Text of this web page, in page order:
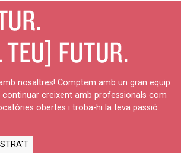
nosaltres! Comptem amb un gran equip
continuar creixent amb professionals com
obertes i troba-hi la teva passió.